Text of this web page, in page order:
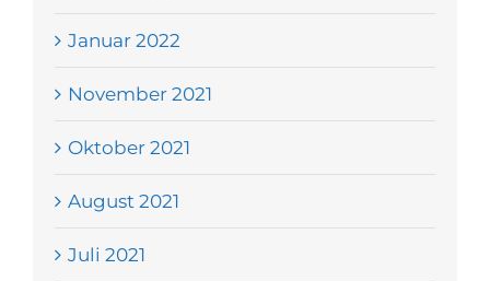
Januar 2022
November 2021
Oktober 2021
August 2021
Juli 2021